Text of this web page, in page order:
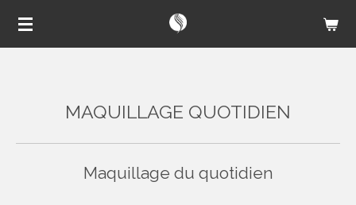
Passer
MAQUILLAGE QUOTIDIEN
Maquillage du quotidien